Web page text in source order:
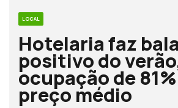
LOCAL
Hotelaria faz
positivo do
ocupação de
preço médio